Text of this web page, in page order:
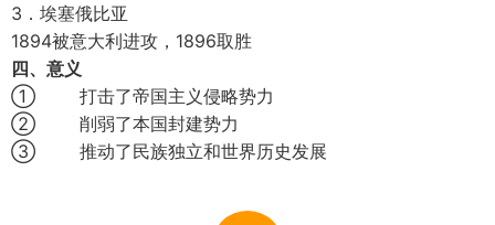
3．埃塞俄比亚
1894被意大利进攻，1896取胜
四、意义
① 打击了帝国主义侵略势力
② 削弱了本国封建势力
③ 推动了民族独立和世界历史发展